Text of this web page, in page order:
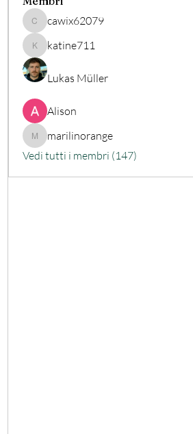
cawix62079
cawix62079
katine711
katine711
Lukas Müller
Alison
marilinorange
marilinorange
Vedi tutti i membri (147)